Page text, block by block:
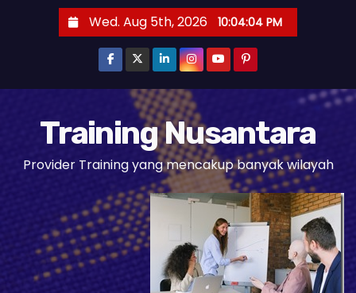
t
Wed. Aug 5th, 2026 10:04:06 PM
Training Nusantara
Provider Training yang mencakup banyak wilayah